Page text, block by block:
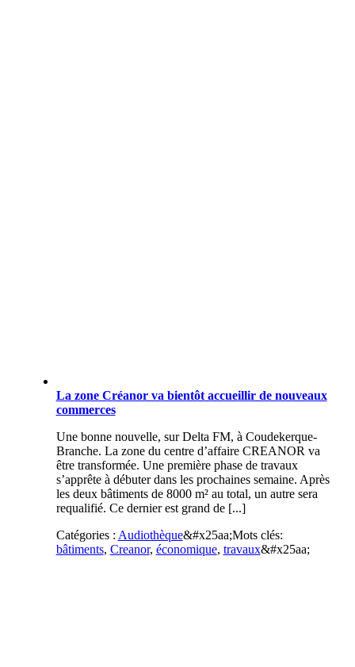
La zone Créanor va bientôt accueillir de nouveaux
commerces
Une bonne nouvelle, sur Delta FM, à Coudekerque-
Branche. La zone du centre d’affaire CREANOR va
être transformée. Une première phase de travaux
s’apprête à débuter dans les prochaines semaine. Après
les deux bâtiments de 8000 m² au total, un autre sera
requalifié. Ce dernier est grand de [...]
Catégories : Audiothèque&#x25aa;Mots clés:
bâtiments, Creanor, économique, travaux&#x25aa;